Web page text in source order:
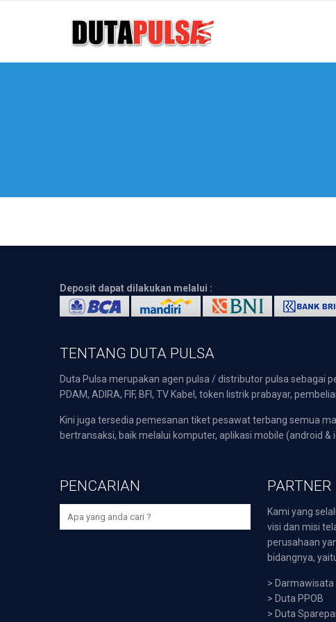
Deposit dapat dilakukan melalui :
TENTANG DUTA PULSA
Duta Pulsa merupakan agen pulsa / distributor pulsa sebagai
PDAM, ADIRA, FIF, BFI, TV Kabel, token listrik prabayar,
Kini juga tersedia pemesanan tiket pesawat terbang semua
bertransaksi, baik melalui komputer, aplikasi mobile (android &
PENCARIAN PARTNER
Kami yang
visi dan misi
perusahaan
bidangnya,
> Darmawisata
> Duta PPOB
> Duta